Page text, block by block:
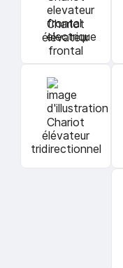
Chariot
élévateur
frontal
Chariot
élévateur
tridirectionnel